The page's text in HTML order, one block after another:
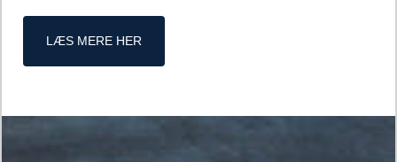
LÆS MERE HER